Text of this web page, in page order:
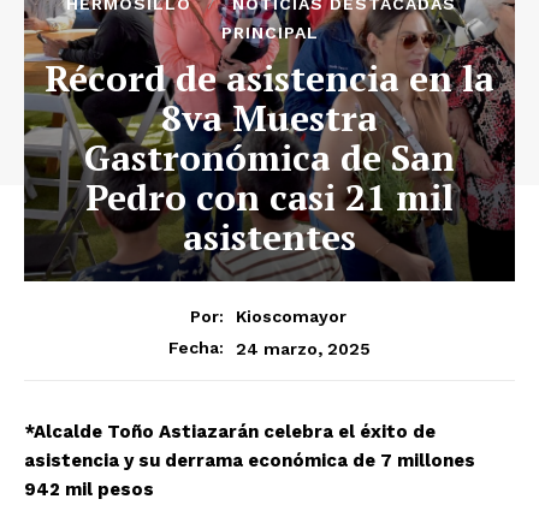
PRINCIPAL
Récord de asistencia en la
8va Muestra
Gastronómica de San
Pedro con casi 21 mil
asistentes
Por:
Kioscomayor
Fecha:
24 marzo, 2025
*Alcalde Toño Astiazarán celebra el éxito de
asistencia y su derrama económica de 7 millones
942 mil pesos